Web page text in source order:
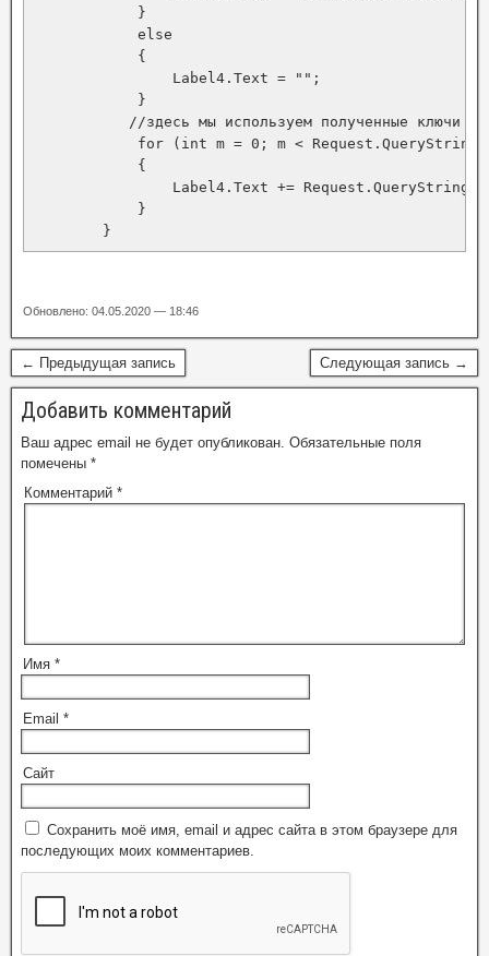
            }
            else
            {
                Label4.Text = "";
            }
//здесь мы используем полученные ключи
for (int m = 0; m <
            {
Label4.Text +=
            }
        }
Обновлено: 04.05.2020 — 18:46
← Предыдущая запись Следующая запись →
Добавить комментарий
Ваш адрес email не будет опубликован. Обязательные поля
помечены *
Комментарий *
Имя *
Email *
Сайт
Сохранить моё имя, email и адрес сайта в этом браузере для
последующих моих комментариев.